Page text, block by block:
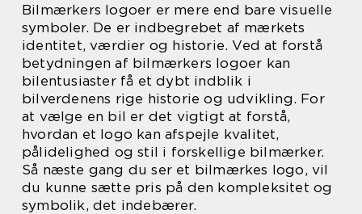
Bilmærkers logoer er mere end bare visuelle
symboler. De er indbegrebet af mærkets
identitet, værdier og historie. Ved at forstå
betydningen af bilmærkers logoer kan
bilentusiaster få et dybt indblik i
bilverdenens rige historie og udvikling. For
at vælge en bil er det vigtigt at forstå,
hvordan et logo kan afspejle kvalitet,
pålidelighed og stil i forskellige bilmærker.
Så næste gang du ser et bilmærkes logo, vil
du kunne sætte pris på den kompleksitet og
symbolik, det indebærer.